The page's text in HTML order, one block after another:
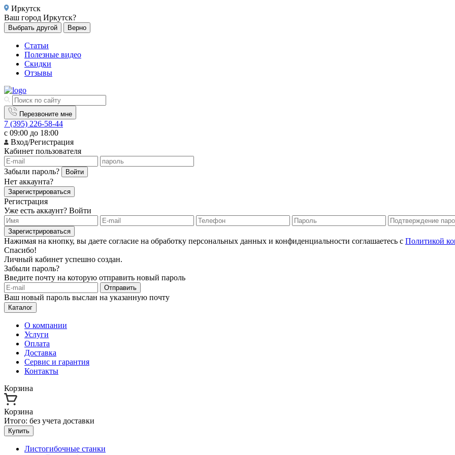
Иркутск
Ваш город Иркутск?
Выбрать другой Верно
Статьи
Полезные видео
Скидки
Отзывы
Перезвоните мне
7 (395) 226-58-44
с 09:00 до 18:00
Вход/Регистрация
Кабинет пользователя
Забыли пароль? Войти
Нет аккаунта?
Зарегистрироваться
Регистрация
Уже есть аккаунт? Войти
Зарегистрироваться
Нажимая на кнопку, вы даете согласие на обработку персональных данных и конфиденциальности соглашаетесь с Политикой
Спасибо!
Личный кабинет успешно создан.
Забыли пароль?
Введите почту на которую отправить новый пароль
Отправить
Ваш новый пароль выслан на указанную почту
Каталог
О компании
Услуги
Оплата
Доставка
Сервис и гарантия
Контакты
Корзина
Корзина
Итого: без учета доставки
Купить
Листогибочные станки